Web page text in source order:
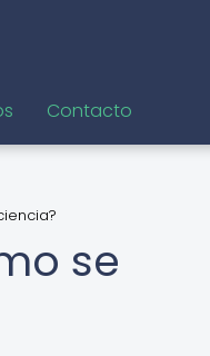
Contacto
se